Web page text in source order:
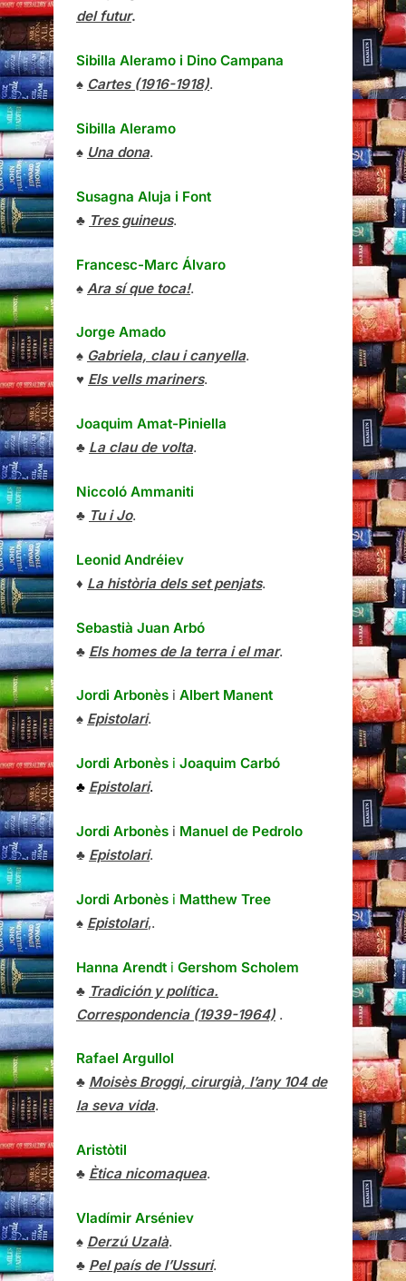
del futur.
Sibilla Aleramo i Dino Campana
♠ Cartes (1916-1918).
Sibilla Aleramo
♠ Una dona.
Susagna Aluja i Font
♣ Tres guineus.
Francesc-Marc Álvaro
♠ Ara sí que toca!.
Jorge Amado
♠ Gabriela, clau i canyella.
♥ Els vells mariners.
Joaquim Amat-Piniella
♣ La clau de volta.
Niccoló Ammaniti
♣ Tu i Jo.
Leonid Andréiev
♦ La història dels set penjats.
Sebastià Juan Arbó
♣ Els homes de la terra i el mar.
Jordi Arbonès i Albert Manent
♠ Epistolari.
Jordi Arbonès i Joaquim Carbó
♣ Epistolari.
Jordi Arbonès i Manuel de Pedrolo
♣ Epistolari.
Jordi Arbonès i Matthew Tree
♠ Epistolari,.
Hanna Arendt i Gershom Scholem
♣ Tradición y política.
Correspondencia (1939-1964) .
Rafael Argullol
♣ Moisès Broggi, cirurgià, l’any 104 de
la seva vida.
Aristòtil
♣ Ètica nicomaquea.
Vladímir Arséniev
♠ Derzú Uzalà.
♣ Pel país de l’Ussuri.